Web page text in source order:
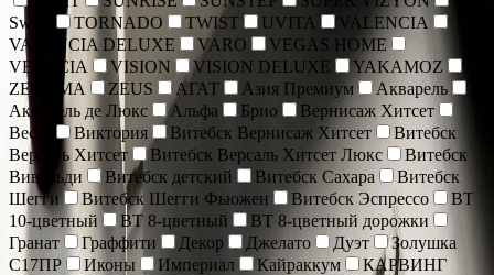
Sweet
TORNADO TWIST UVITA
VALENCIA
VALENCIA DELUXE
VARO
VEGAS HOME
VENECIA
VISION VISION DELUXE
YAKAMOZ
ZEUGMA
ZEUS АГАТ Азия Премиум
Акварель
Акварель де Люкс
Альфа Брио
Вернисаж Хитсет
Веста
Виктория Витебск Вернисаж Хитсет
Витебск
Версаль Хитсет
Витебск Версаль Хитсет Люкс
Витебск
Вивальди
Витебск детский Витебск Сахара
Витебск
Шегги
Витебск Шегги Фьюжен Витебск Эспрессо
ВТ
10-цветный
ВТ 8-цветный
ВТ 8-цветный дорожки
Гранат
Граффити Декор Джелато Дуэт
Золушка
С17ПР
Иконы Империал Кайраккум
КАРВИНГ